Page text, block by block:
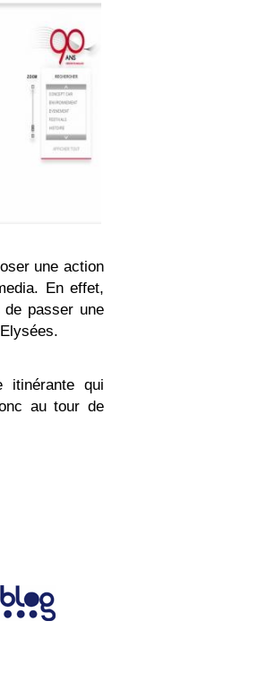
une action
En effet,
passer une
itinérante qui
au tour de